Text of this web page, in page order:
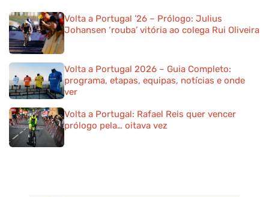
Volta a Portugal ’26 – Prólogo: Julius
Johansen ‘rouba’ vitória ao colega Rui Oliveira
Volta a Portugal 2026 – Guia Completo:
programa, etapas, equipas, notícias e onde
ver
Volta a Portugal: Rafael Reis quer vencer
prólogo pela… oitava vez